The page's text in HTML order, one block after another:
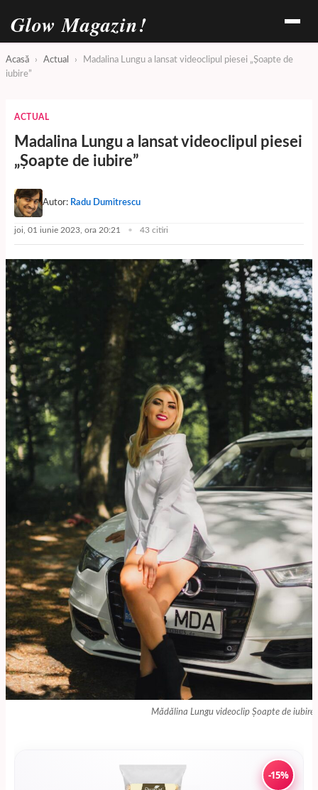
Glow Magazin!
Acasă › Actual ›
Madalina Lungu a lansat videoclipul piesei „Șoapte de
iubire”
ACTUAL
Madalina Lungu a lansat videoclipul piesei
„Șoapte de iubire”
Autor: Radu Dumitrescu
joi, 01 iunie 2023, ora 20:21 43 citiri
Mădălina Lungu videoclip Șoapte de iubire
-15%